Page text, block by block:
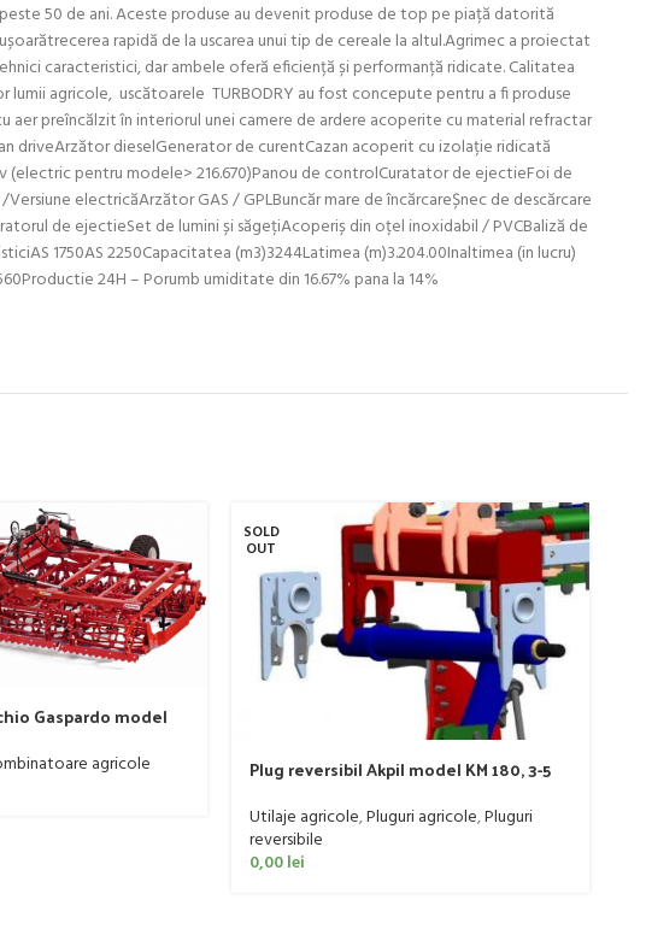
50 de ani. Aceste produse au devenit produse de top pe piață datorită
rapidă de la uscarea unui tip de cereale la altul.Agrimec a proiectat
caracteristici, dar ambele oferă eficiență și performanță ridicate. Calitatea
agricole, uscătoarele TURBODRY au fost concepute pentru a fi produse
aer preîncălzit în interiorul unei camere de ardere acoperite cu material refractar
driveArzător dieselGenerator de curentCazan acoperit cu izolație ridicată
(electric pentru modele> 216.670)Panou de controlCuratator de ejectieFoi de
electricăArzător GAS / GPLBuncăr mare de încărcareȘnec de descărcare
de ejectieSet de lumini și săgețiAcoperiș din oțel inoxidabil / PVCBaliză de
1750AS 2250Capacitatea (m3)3244Latimea (m)3.204.00Inaltimea (in lucru)
24H – Porumb umiditate din 16.67% pana la 14%
Gaspardo model
agricole
SOLD
OUT
Plug reversibil Akpil model KM 180, 3-5
Utilaje agricole,Pluguri agricole,Pluguri
reversibile
0,00lei